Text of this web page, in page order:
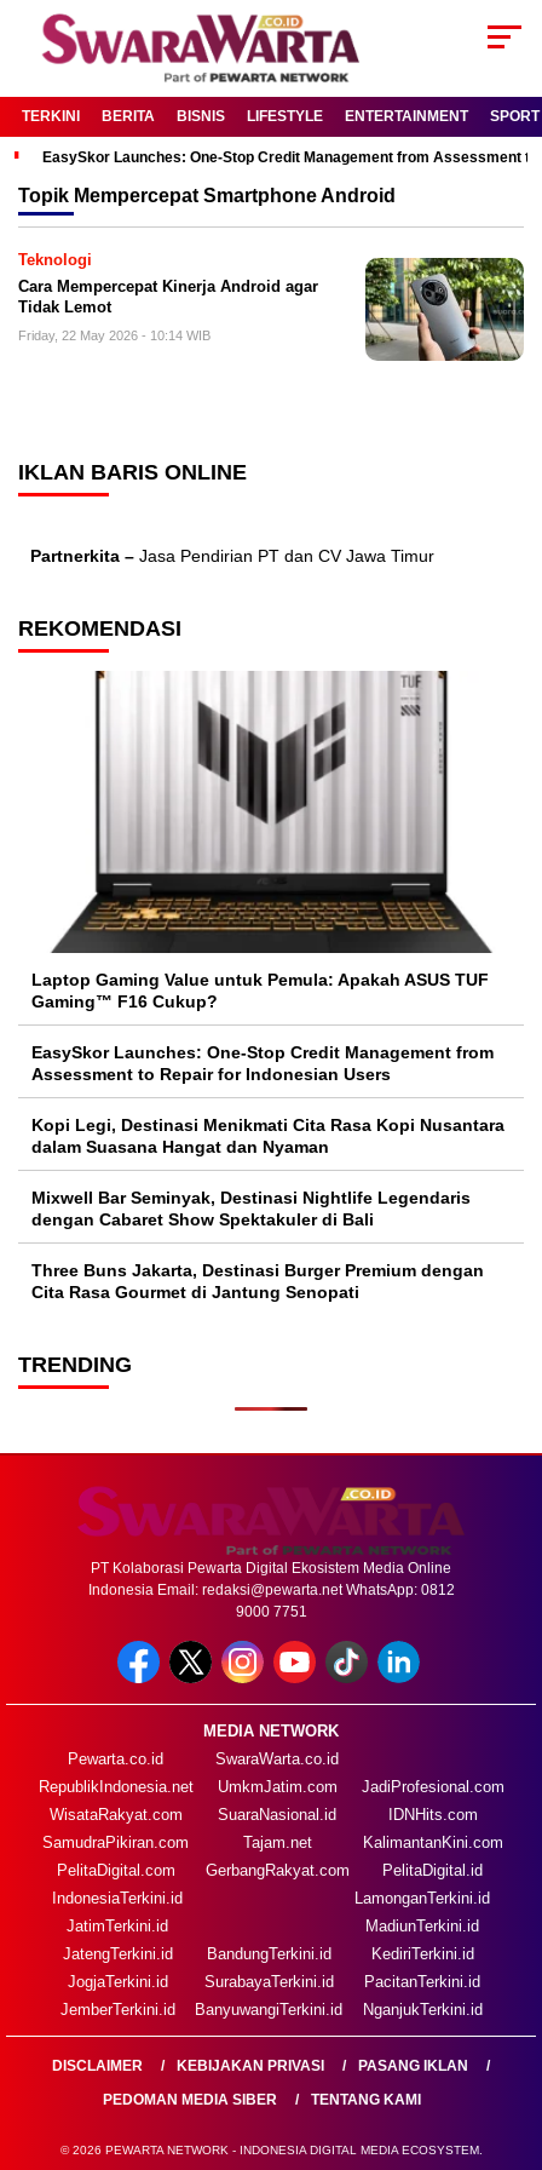
TERKINI BERITA BISNIS LIFESTYLE ENTERTAINMENT SPORT
EasySkor Launches: One-Stop Credit Management from Assessment
Topik Mempercepat Smartphone Android
Teknologi
Cara Mempercepat Kinerja Android agar
Tidak Lemot
Friday, 22 May 2026 - 10:14 WIB
IKLAN BARIS ONLINE
Partnerkita – Jasa Pendirian PT dan CV Jawa Timur
REKOMENDASI
Laptop Gaming Value untuk Pemula: Apakah ASUS TUF
Gaming™ F16 Cukup?
EasySkor Launches: One-Stop Credit Management from
Assessment to Repair for Indonesian Users
Kopi Legi, Destinasi Menikmati Cita Rasa Kopi Nusantara
dalam Suasana Hangat dan Nyaman
Mixwell Bar Seminyak, Destinasi Nightlife Legendaris
dengan Cabaret Show Spektakuler di Bali
Three Buns Jakarta, Destinasi Burger Premium dengan
Cita Rasa Gourmet di Jantung Senopati
TRENDING
PT Kolaborasi Pewarta Digital Ekosistem Media Online
Indonesia Email: redaksi@pewarta.netWhatsApp: 0812
9000 7751
MEDIA NETWORK
Pewarta.co.id
RepublikIndonesia.net
WisataRakyat.com
SamudraPikiran.com
PelitaDigital.com
SwaraWarta.co.id
UmkmJatim.com
SuaraNasional.id
Tajam.net
GerbangRakyat.com
JadiProfesional.com
IDNHits.com
KalimantanKini.com
PelitaDigital.id
IndonesiaTerkini.id
JatimTerkini.id
JatengTerkini.id
JogjaTerkini.id
JemberTerkini.id
BandungTerkini.id
SurabayaTerkini.id
BanyuwangiTerkini.id
LamonganTerkini.id
MadiunTerkini.id
KediriTerkini.id
PacitanTerkini.id
NganjukTerkini.id
DISCLAIMER KEBIJAKAN PRIVASI
PASANG IKLAN
PEDOMAN MEDIA SIBER
TENTANG KAMI
© 2026 PEWARTA NETWORK - INDONESIA DIGITAL MEDIA ECOSYSTEM.